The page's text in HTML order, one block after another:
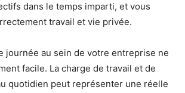
dans le temps imparti, et vous
travail et vie privée.
journée au sein de votre entreprise ne
facile. La charge de travail et de
quotidien peut représenter une réelle